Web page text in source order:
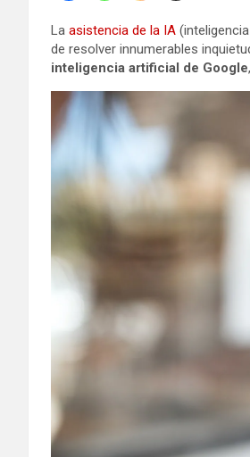
La asistencia de la IA
de resolver innumerables
inteligencia artificial de Google